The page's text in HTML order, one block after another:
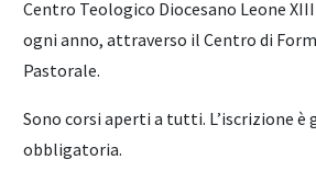
Centro Teologico Diocesano Leone
ogni anno, attraverso il Centro di
Pastorale.
Sono corsi aperti a tutti. L’iscrizione è
obbligatoria.